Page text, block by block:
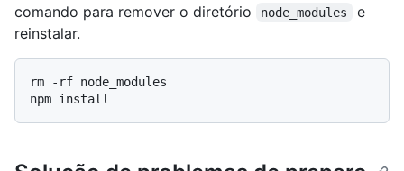
comando para remover o diretório
node_modules
e
reinstalar.
rm -rf node_modules